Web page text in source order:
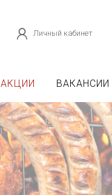
Личный кабинет
АКЦИИ ВАКАНСИИ